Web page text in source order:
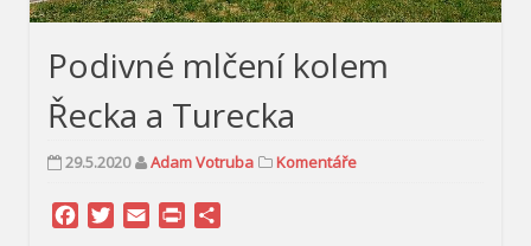
Podivné mlčení kolem
Řecka a Turecka
29.5.2020 Adam Votruba Komentáře
Facebook
Twitter
Email Print